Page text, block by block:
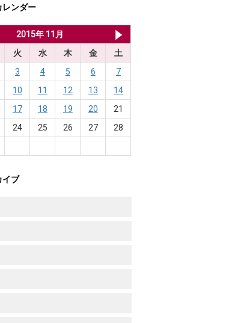
レンダー
10月2015年 11月
火 水 木 金
土
3 4 5 6
7
10 11 12 13
14
17 18 19 20
21
24 25 26 27
28
イブ